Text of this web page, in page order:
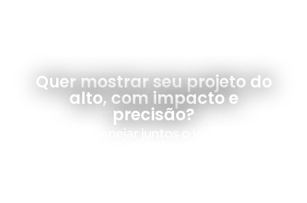
Quer mostrar seu projeto do
alto, com impacto e
precisão?
Vamos planejar juntos o voo que vai